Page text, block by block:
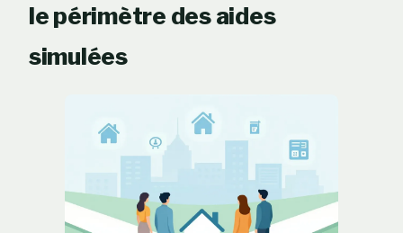
le périmètre des aides
simulées